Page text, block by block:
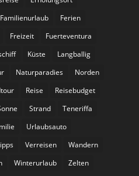
Familienurlaub
Ferien
Freizeit
Fuerteventura
Küste
Langballig
Naturparadies
Norden
Reise
Reisebudget
Strand
Teneriffa
Urlaubsauto
Verreisen
Wandern
Winterurlaub Zelten